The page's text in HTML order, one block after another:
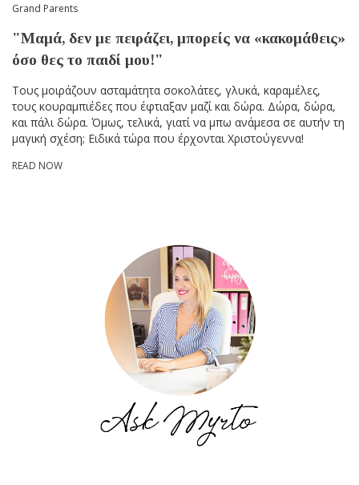
Grand Parents
"Μαμά, δεν με πειράζει, μπορείς να «κακομάθεις»
όσο θες το παιδί μου!"
Τους μοιράζουν ασταμάτητα σοκολάτες, γλυκά, καραμέλες,
τους κουραμπιέδες που έφτιαξαν μαζί και δώρα. Δώρα, δώρα,
και πάλι δώρα. Όμως, τελικά, γιατί να μπω ανάμεσα σε αυτήν τη
μαγική σχέση; Ειδικά τώρα που έρχονται Χριστούγεννα!
READ NOW